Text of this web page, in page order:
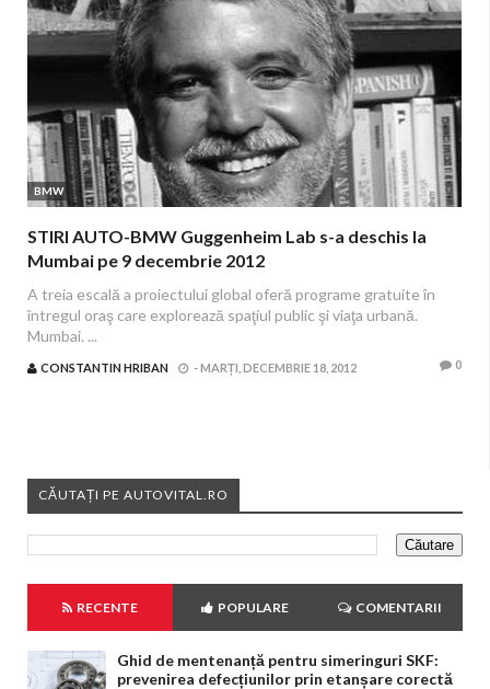
BMW
STIRI AUTO-BMW Guggenheim Lab s-a deschis la
Mumbai pe 9 decembrie 2012
A treia escală a proiectului global oferă programe gratuite în
întregul oraş care explorează spaţiul public şi viaţa urbană.
Mumbai. ...
CONSTANTIN HRIBAN -MARȚI, DECEMBRIE 18, 2012 0
CĂUTAȚI PE AUTOVITAL.RO
RECENTE POPULARE COMENTARII
Ghid de mentenanță pentru simeringuri SKF:
prevenirea defecțiunilor prin etanșare corectă